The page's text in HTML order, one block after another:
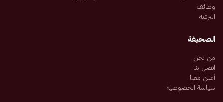
وظائف
الترفيه
الصحيفة
من نحن
اتصل بنا
أعلن معنا
سياسة الخصوصية